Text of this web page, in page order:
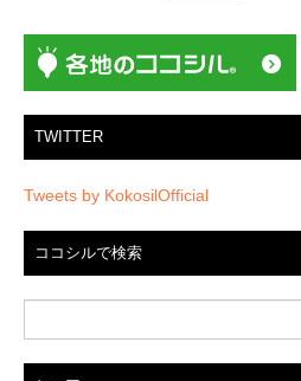
ン
TWITTER
Tweets by KokosilOfficial
ココシルで検索